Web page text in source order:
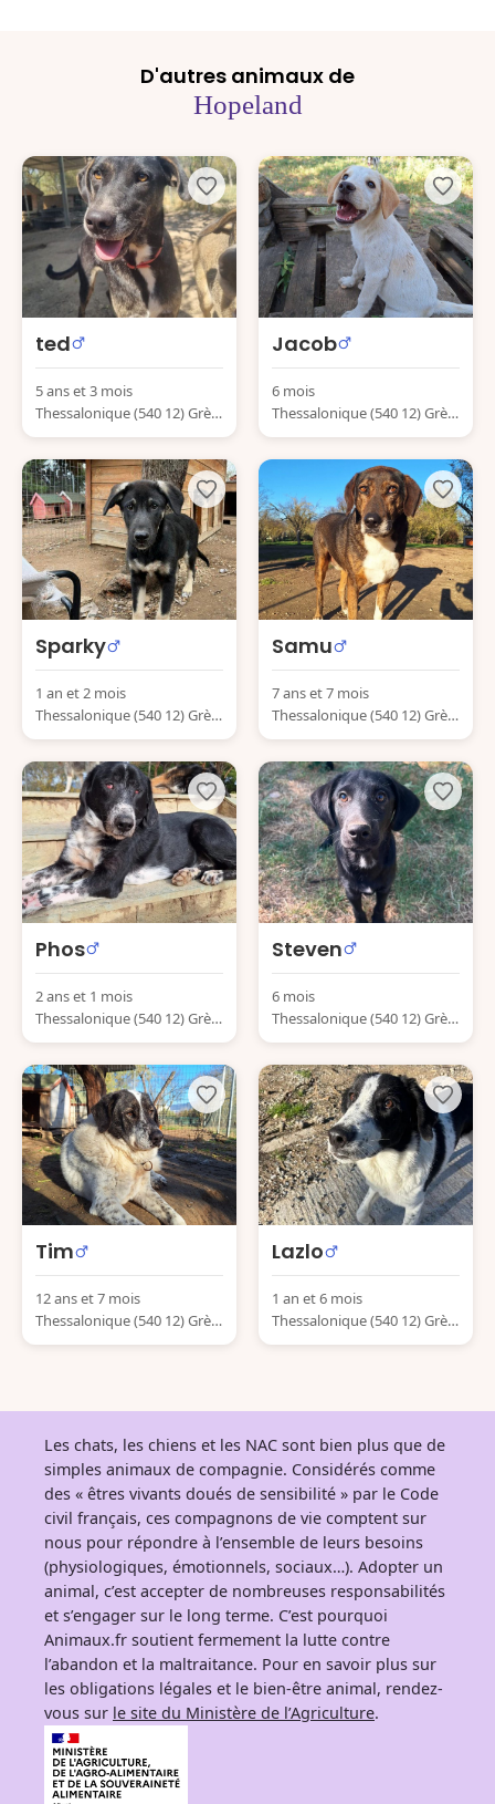
D'autres animaux de
Hopeland
ted
5 ans et 3 mois
Thessalonique (540 12) Grèc
e
Jacob
6 mois
Thessalonique (540 12) Grèc
e
Sparky
1 an et 2 mois
Thessalonique (540 12) Grèc
e
Samu
7 ans et 7 mois
Thessalonique (540 12) Grèc
e
Phos
2 ans et 1 mois
Thessalonique (540 12) Grèc
e
Steven
6 mois
Thessalonique (540 12) Grèc
e
Tim
12 ans et 7 mois
Thessalonique (540 12) Grèc
e
Lazlo
1 an et 6 mois
Thessalonique (540 12) Grèc
e
Les chats, les chiens et les NAC sont bien plus que de
simples animaux de compagnie. Considérés comme
des « êtres vivants doués de sensibilité » par le Code
civil français, ces compagnons de vie comptent sur
nous pour répondre à l’ensemble de leurs besoins
(physiologiques, émotionnels, sociaux…). Adopter un
animal, c’est accepter de nombreuses responsabilités
et s’engager sur le long terme. C’est pourquoi
Animaux.fr soutient fermement la lutte contre
l’abandon et la maltraitance. Pour en savoir plus sur
les obligations légales et le bien-être animal, rendez-
vous sur le site du Ministère de l’Agriculture.